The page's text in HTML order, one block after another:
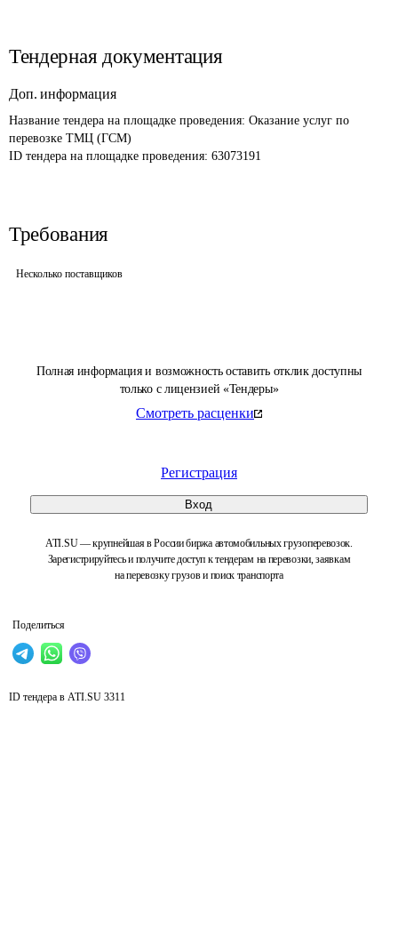
Полная информация и возможность оставить отклик доступны
только с лицензией «Тендеры»
Смотреть расценки
Регистрация
Вход
ATI.SU — крупнейшая в России биржа автомобильных грузоперевозок.
Зарегистрируйтесь и получите доступ к тендерам на перевозки, заявкам
на перевозку грузов и поиск транспорта
Поделиться
Тендерная документация
Доп. информация
Название тендера на площадке проведения: Оказание услуг по
перевозке ТМЦ (ГСМ)
ID тендера на площадке проведения: 63073191
Требования
Несколько поставщиков
ID тендера в ATI.SU 3311